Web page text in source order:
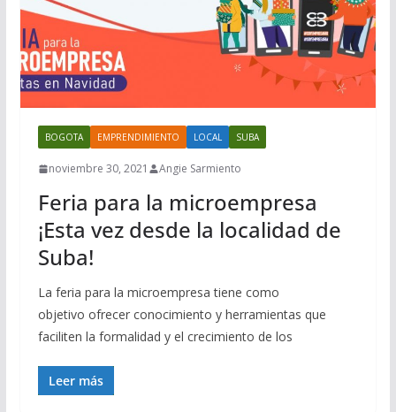
BOGOTA EMPRENDIMIENTO LOCAL SUBA
noviembre 30, 2021 Angie Sarmiento
Feria para la microempresa
¡Esta vez desde la localidad de
Suba!
La feria para la microempresa tiene como
objetivo ofrecer conocimiento y herramientas que
faciliten la formalidad y el crecimiento de los
Leer más